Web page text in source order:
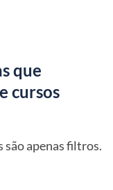
que
cursos
são apenas filtros.